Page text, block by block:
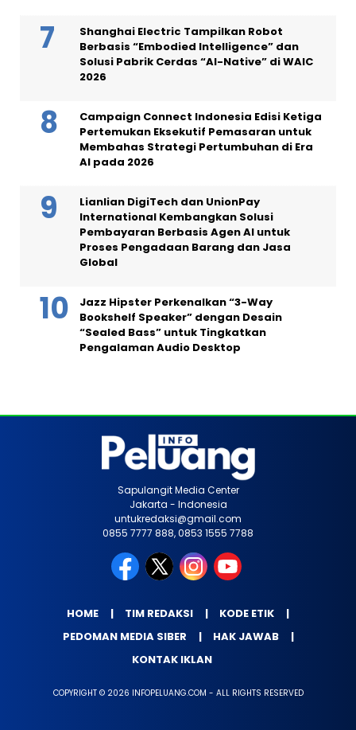
Shanghai Electric Tampilkan Robot
Berbasis “Embodied Intelligence” dan
Solusi Pabrik Cerdas “AI-Native” di WAIC
2026
Campaign Connect Indonesia Edisi Ketiga
Pertemukan Eksekutif Pemasaran untuk
Membahas Strategi Pertumbuhan di Era
AI pada 2026
Lianlian DigiTech dan UnionPay
International Kembangkan Solusi
Pembayaran Berbasis Agen AI untuk
Proses Pengadaan Barang dan Jasa
Global
Jazz Hipster Perkenalkan “3-Way
Bookshelf Speaker” dengan Desain
“Sealed Bass” untuk Tingkatkan
Pengalaman Audio Desktop
Sapulangit Media Center
Jakarta - Indonesia
untukredaksi@gmail.com
0855 7777 888, 0853 1555 7788
HOME TIM REDAKSI
KODE ETIK
PEDOMAN MEDIA SIBER
HAK JAWAB
KONTAK IKLAN
COPYRIGHT © 2026 INFOPELUANG.COM - ALL RIGHTS RESERVED